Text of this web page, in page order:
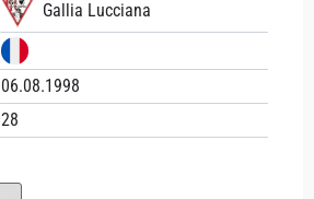
Gallia Lucciana
06.08.1998
28